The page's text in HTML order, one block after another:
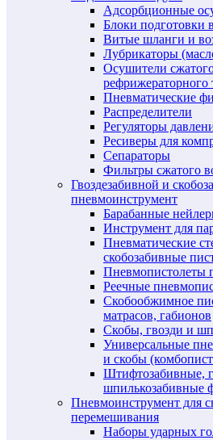
Адсорбционные
Блоки подготовки
Витые шланги и
Лубрикаторы
Осушители
рефрижераторного
Пневматические
Распределители
Регуляторы
Ресиверы для
Сепараторы
Фильтры сжатого
Гвоздезабивной и
пневмоинструмент
Барабанные
Инструмент для
Пневматические
скобозабивные
Пневмопистолеты
Реечные
Скобообжимное
матрасов, габионов
Скобы, гвозди и
Универсальные
и скобы
Штифтозабивные,
шпилькозабивные
Пневмоинструмент для
перемешивания
Наборы ударных